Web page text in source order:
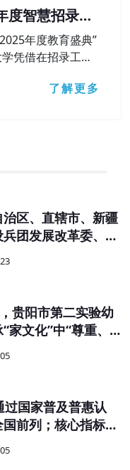
度智慧招录较
年度教育盛典”
凭借在招录工作
本科高校”荣誉称
了解更多
区、直辖市、新疆
团发展改革委、教
、教育局）、财政
为贯彻落实《中华
教育普及普惠安全
，有效降低人民群众
本，完善生育支持
经商国家卫生健康
通知如下。
贵阳市第二实验幼
家文化”中“尊重、
”的核心特质，以
衔接”为核心，举办
带搭建高效沟通桥
衔接的理念与实践
中碰撞共鸣，为幼
长筑牢坚实根基。
过国家普及普惠认
前列；核心指标连
全国平均水平——贵
的“强势崛起”，绝